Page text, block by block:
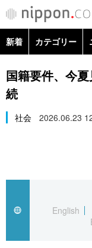
カテゴリー
経済・ビジネス
国際
トップ
アーカイブ
In-depth
Japan Data
新着 カテゴリー
政治・外交
経済・ビジネス
国籍要件、今
続
社会 2026.06.23
English